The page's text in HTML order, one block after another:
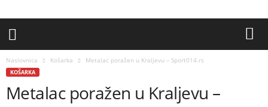
Naslovnica Košarka Metalac poražen u Kraljevu – Sport014.rs
KOŠARKA
Metalac poražen u Kraljevu –